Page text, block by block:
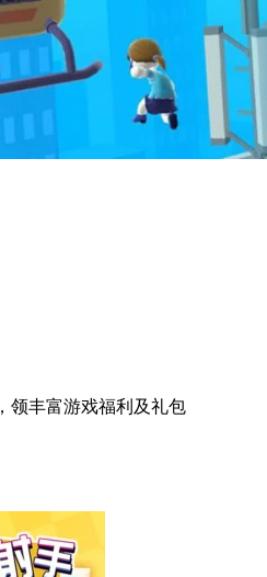
，领丰富游戏福利 及礼包